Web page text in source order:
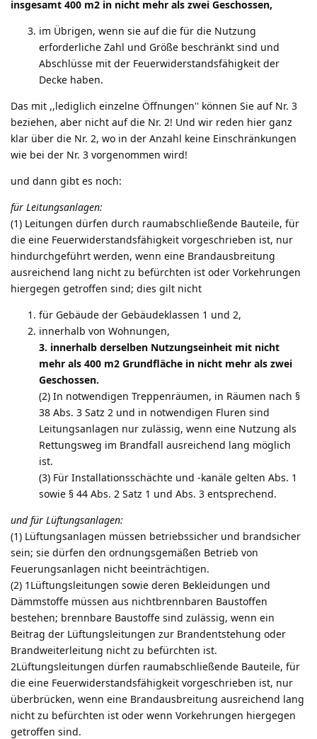
insgesamt 400 m2 in nicht mehr als zwei Geschossen,
im Übrigen, wenn sie auf die für die Nutzung
erforderliche Zahl und Größe beschränkt sind und
Abschlüsse mit der Feuerwiderstandsfähigkeit der
Decke haben.
Das mit ,,lediglich einzelne Öffnungen'' können Sie auf Nr. 3
beziehen, aber nicht auf die Nr. 2! Und wir reden hier ganz
klar über die Nr. 2, wo in der Anzahl keine Einschränkungen
wie bei der Nr. 3 vorgenommen wird!
und dann gibt es noch:
für Leitungsanlagen:
(1) Leitungen dürfen durch raumabschließende Bauteile, für
die eine Feuerwiderstandsfähigkeit vorgeschrieben ist, nur
hindurchgeführt werden, wenn eine Brandausbreitung
ausreichend lang nicht zu befürchten ist oder Vorkehrungen
hiergegen getroffen sind; dies gilt nicht
für Gebäude der Gebäudeklassen 1 und 2,
innerhalb von Wohnungen,
3. innerhalb derselben Nutzungseinheit mit nicht
mehr als 400 m2 Grundfläche in nicht mehr als zwei
Geschossen.
(2) In notwendigen Treppenräumen, in Räumen nach §
38 Abs. 3 Satz 2 und in notwendigen Fluren sind
Leitungsanlagen nur zulässig, wenn eine Nutzung als
Rettungsweg im Brandfall ausreichend lang möglich
ist.
(3) Für Installationsschächte und -kanäle gelten Abs. 1
sowie § 44 Abs. 2 Satz 1 und Abs. 3 entsprechend.
und für Lüftungsanlagen:
(1) Lüftungsanlagen müssen betriebssicher und brandsicher
sein; sie dürfen den ordnungsgemäßen Betrieb von
Feuerungsanlagen nicht beeinträchtigen.
(2) 1Lüftungsleitungen sowie deren Bekleidungen und
Dämmstoffe müssen aus nichtbrennbaren Baustoffen
bestehen; brennbare Baustoffe sind zulässig, wenn ein
Beitrag der Lüftungsleitungen zur Brandentstehung oder
Brandweiterleitung nicht zu befürchten ist.
2Lüftungsleitungen dürfen raumabschließende Bauteile, für
die eine Feuerwiderstandsfähigkeit vorgeschrieben ist, nur
überbrücken, wenn eine Brandausbreitung ausreichend lang
nicht zu befürchten ist oder wenn Vorkehrungen hiergegen
getroffen sind.